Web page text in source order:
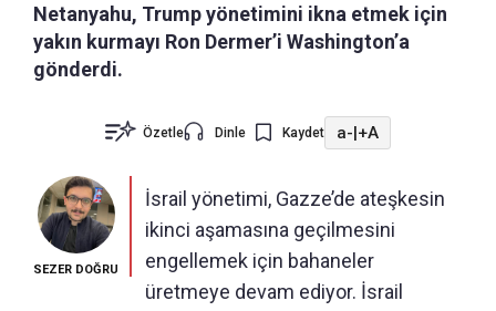
Netanyahu, Trump yönetimini ikna etmek için
yakın kurmayı Ron Dermer’i Washington’a
gönderdi.
Özetle Dinle Kaydet a-|+A
SEZER DOĞRU
İsrail yönetimi, Gazze’de ateşkesin
ikinci aşamasına geçilmesini
engellemek için bahaneler
üretmeye devam ediyor. İsrail